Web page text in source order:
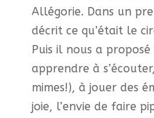
Allégorie. Dans un
décrit ce qu’était le
Puis il nous a
apprendre à
mimes!), à jouer des
joie, l’envie de faire